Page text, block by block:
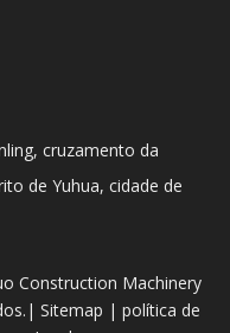
cruzamento da
de Yuhua, cidade de
Construction Machinery
Sitemap | política de